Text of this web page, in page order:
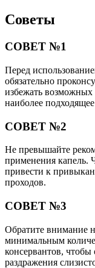
Советы
СОВЕТ №1
Перед
обязательно
избежать
наиболее
СОВЕТ №2
Не превышайте
применения капель.
привести к
проходов.
СОВЕТ №3
Обратите внимание
минимальным
консервантов, чтобы
раздражения